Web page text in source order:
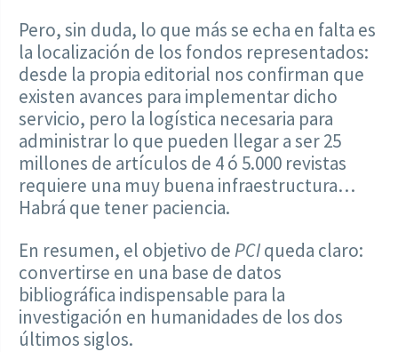
Pero, sin duda, lo que más se echa en falta es
la localización de los fondos representados:
desde la propia editorial nos confirman que
existen avances para implementar dicho
servicio, pero la logística necesaria para
administrar lo que pueden llegar a ser 25
millones de artículos de 4 ó 5.000 revistas
requiere una muy buena infraestructura…
Habrá que tener paciencia.
En resumen, el objetivo dePCIqueda claro:
convertirse en una base de datos
bibliográfica indispensable para la
investigación en humanidades de los dos
últimos siglos.